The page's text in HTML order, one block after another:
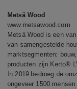
Metsä Wood
www.metsawood.com
Metsä Wood is een
van samengestelde
marktsegmenten:
producten zijn Kerto®
In 2019 bedroeg de
ongeveer 1500